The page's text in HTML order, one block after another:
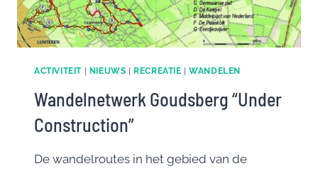
ACTIVITEIT| NIEUWS RECREATIE |WANDELEN
Wandelnetwerk Goudsberg “Under
Construction”
De wandelroutes in het gebied van de